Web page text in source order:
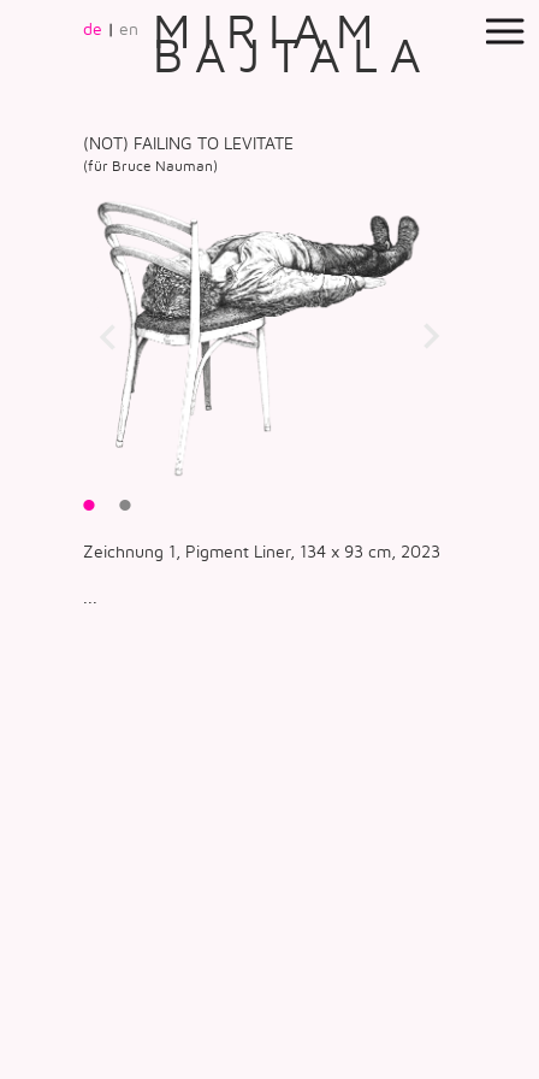
de | en MIRIAM
BAJTALA
(NOT) FAILING TO LEVITATE
(für Bruce Nauman)
Zeichnung 1, Pigment Liner, 134 x 93 cm, 2023